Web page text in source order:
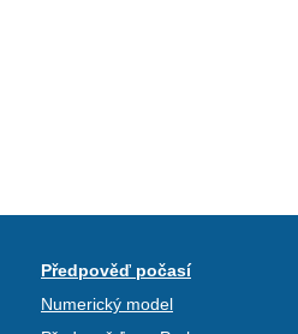
Předpověď počasí
Numerický model